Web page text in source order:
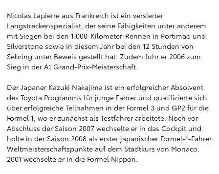
Nicolas Lapierre aus Frankreich ist ein versierter
Langstreckenspezialist, der seine Fähigkeiten unter anderem
mit Siegen bei den 1.000-Kilometer-Rennen in Portimao und
Silverstone sowie in diesem Jahr bei den 12 Stunden von
Sebring unter Beweis gestellt hat. Zudem fuhr er 2006 zum
Sieg in der A1 Grand-Prix-Meisterschaft.
Der Japaner Kazuki Nakajima ist ein erfolgreicher Absolvent
des Toyota Programms für junge Fahrer und qualifizierte sich
über erfolgreiche Teilnahmen in der Formel 3 und GP2 für die
Formel 1, wo er zunächst als Testfahrer arbeitete. Noch vor
Abschluss der Saison 2007 wechselte er in das Cockpit und
holte in der Saison 2008 als erster japanischer Formel-1-Fahrer
Weltmeisterschaftspunkte auf dem Stadtkurs von Monaco.
2001 wechselte er in die Formel Nippon.